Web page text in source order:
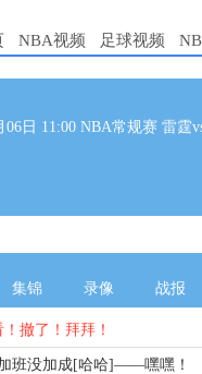
NBA视频 足球视频
06日 11:00 NBA常规赛 雷霆
集锦 录像 战报
撤了！拜拜！
班没加成[哈哈]——嘿嘿！